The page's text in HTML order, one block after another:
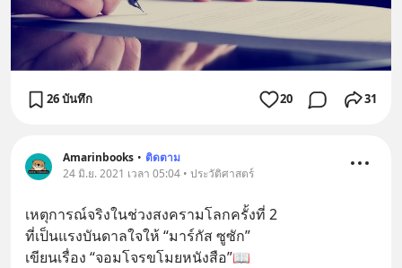
26 บันทึก 20 31
Amarinbooks • ติดตาม
24 มิ.ย. 2021 เวลา 05:04 • ประวัติศาสตร์
เหตุการณ์จริงในช่วงสงครามโลกครั้งที่ 2
ที่เป็นแรงบันดาลใจให้ “มาร์กัส ซูซัก”
เขียนเรื่อง “จอมโจรขโมยหนังสือ”📖